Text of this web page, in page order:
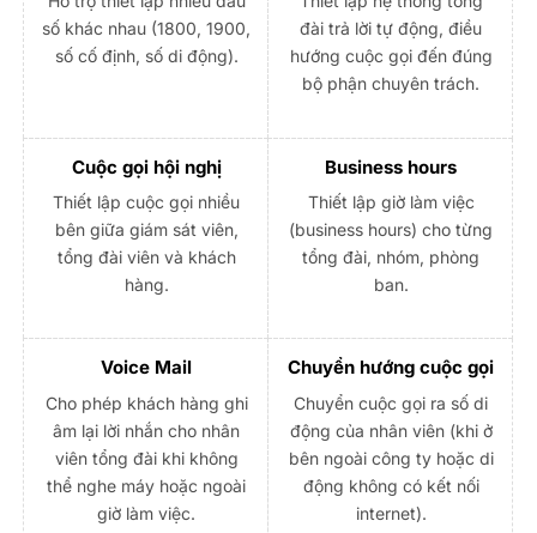
số khác nhau (1800, 1900,
số cố định, số di động).
đài trả lời tự động, điều
hướng cuộc gọi đến đúng
bộ phận chuyên trách.
Cuộc gọi hội nghị
Thiết lập cuộc gọi nhiều
bên giữa giám sát viên,
tổng đài viên và khách
hàng.
Business hours
Thiết lập giờ làm việc
(business hours) cho từng
tổng đài, nhóm, phòng
ban.
Voice Mail
Cho phép khách hàng ghi
âm lại lời nhắn cho nhân
viên tổng đài khi không
thể nghe máy hoặc ngoài
giờ làm việc.
Chuyển hướng cuộc gọi
Chuyển cuộc gọi ra số di
động của nhân viên (khi ở
bên ngoài công ty hoặc di
động không có kết nối
internet).